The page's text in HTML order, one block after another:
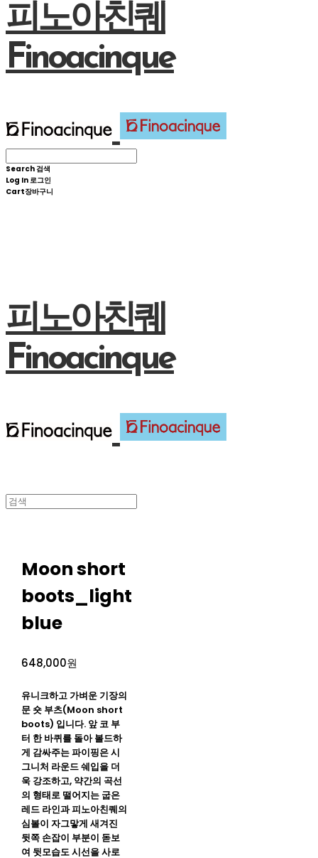
피노아친퀘
Finoacinque
Search검색
Log In로그인
Cart장바구니
피노아친퀘
Finoacinque
Moon short
boots_light
blue
648,000원
유니크하고 가벼운 기장의
문 숏 부츠(Moon short
boots) 입니다. 앞 코 부
터 한 바퀴를 돌아 볼드하
게 감싸주는 파이핑은 시
그니처 라운드 쉐입을 더
욱 강조하고, 약간의 곡선
의 형태로 떨어지는 굽은
레드 라인과 피노아친퀘의
심볼이 자그맣게 새겨진
뒷쪽 손잡이 부분이 돋보
여 뒷모습도 시선을 사로